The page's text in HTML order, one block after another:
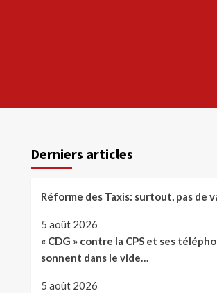
Derniers articles
Réforme des Taxis: surtout, pas de
5 août 2026
« CDG » contre la CPS et ses
sonnent dans le vide…
5 août 2026